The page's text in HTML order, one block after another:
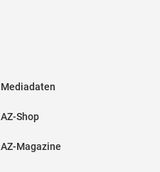
Mediadaten
AZ-Shop
AZ-Magazine